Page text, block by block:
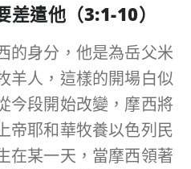
差遣他 （3:1-10）
的身分，他是為岳父米
羊人，這樣的開場白似
今段開始改變，摩西將
帝耶和華牧養以色列民
在某一天，當摩西領著